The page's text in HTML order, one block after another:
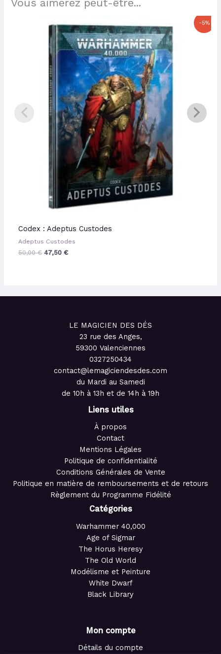
Vous aimerez peut-être...
-5%
Codex : Adeptus Custodes
Adeptus Custodes
50,00€
prix
initial
était :
50,00 €.
47,50€
prix
actuel
est :
47,50 €.
LE MAGICIEN DES DÉS
23 rue des Anges,
59300 Valenciennes
0327250434
contact@lemagiciendesdes.com
du Mardi au Samedi
de 10h à 13h et de 14h à 19h
Liens utiles
À propos
Contact
Mentions Légales
Politique de confidentialité
Conditions Générales de Vente
Politique en matière de remboursements et de retours
Règlement du Programme Fidélité
Catégories
Warhammer 40,000
Age of Sigmar
The Horus Heresy
The Old World
Modélisme et Peinture
White Dwarf
Black Library
Mon compte
Détails du compte